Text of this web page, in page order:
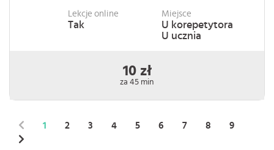
Lekcje online
Tak
Miejsce
U korepetytora
U ucznia
10 zł
za 45 min
1 2 3 4 5 6 7 8 9